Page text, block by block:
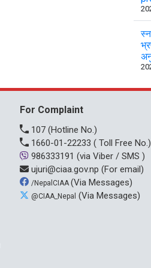
For Complaint
107 (Hotline No.)
1660-01-22233 ( Toll Free No.)
986333191 (via Viber / SMS )
ujuri@ciaa.gov.np (For email)
/NepalCIAA (Via Messages)
@CIAA_Nepal (Via Messages)